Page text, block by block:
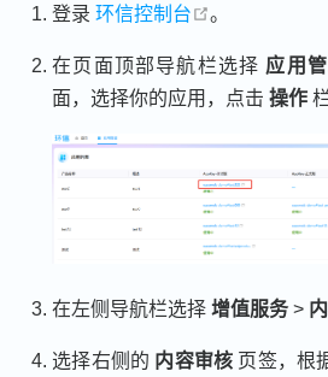
登录环信控制台 open in new
。
在页面顶部导航栏选择 应用
面，选择你的应用，点击操作
在左侧导航栏选择增值服务 >
选择右侧的 内容审核 页签，根